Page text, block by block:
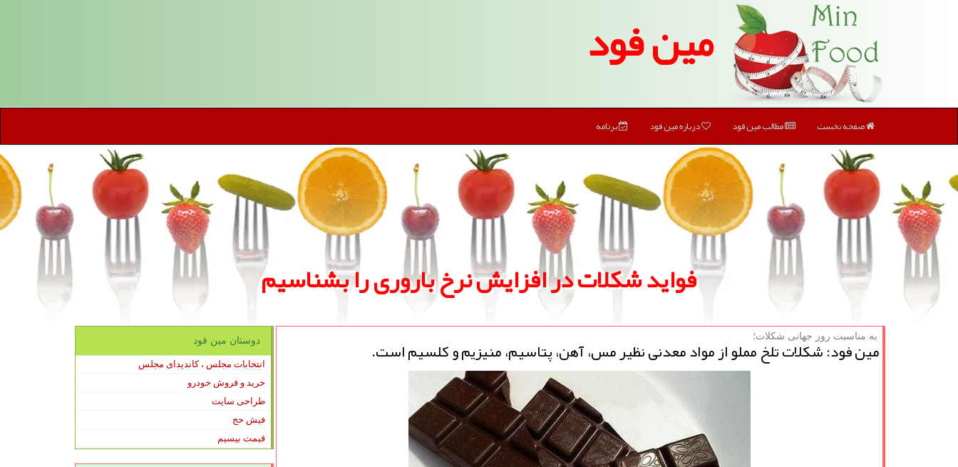
مین فود
صفحه نخست مطالب مین فود درباره مین فود برنامه
فواید شكلات در افزایش نرخ باروری را بشناسیم
به مناسبت روز جهانی شكلات؛
مین فود: شكلات تلخ مملو از مواد معدنی نظیر مس، آهن، پتاسیم، منیزیم و كلسیم است. دوستان مین فود
انتخابات مجلس ، کاندیدای مجلس
خرید و فروش خودرو
طراحی سایت
فیش حج
قیمت بیسیم